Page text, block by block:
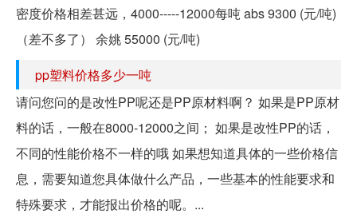
密度价格相差甚远，4000-----12000每吨 abs 9300 (元/吨)
（差不多了） 余姚 55000 (元/吨)
pp塑料价格多少一吨
请问您问的是改性PP呢还是PP原材料啊？ 如果是PP原材
料的话，一般在8000-12000之间； 如果是改性PP的话，
不同的性能价格不一样的哦 如果想知道具体的一些价格信
息，需要知道您具体做什么产品，一些基本的性能要求和
特殊要求，才能报出价格的呢。...